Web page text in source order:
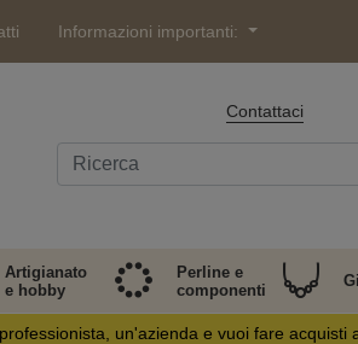
Informazioni importanti:
Contattaci
Artigianato
e hobby
Perline e
componenti
un'azienda e vuoi fare acquisti